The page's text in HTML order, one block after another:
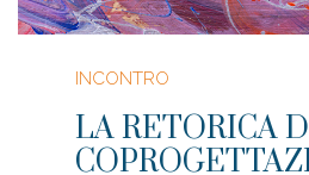
INCONTRO
LA RETORICA